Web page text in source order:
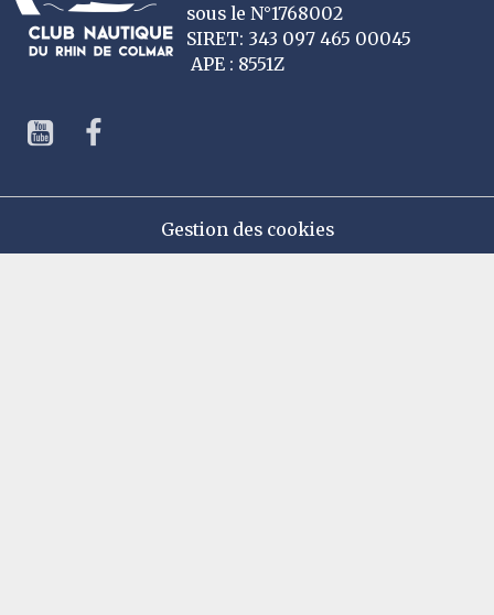
sous le N°1768002
SIRET: 343 097 465 00045
APE : 8551Z
Gestion des cookies